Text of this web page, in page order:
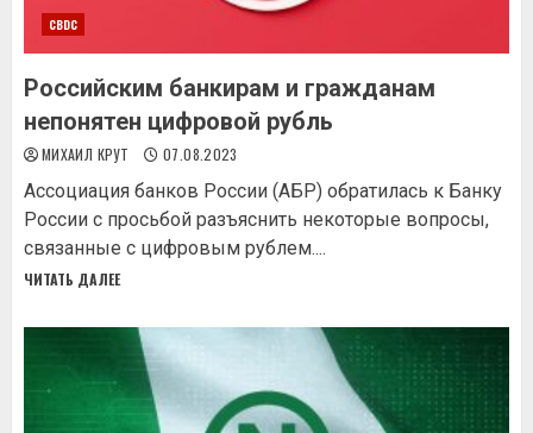
CBDC
Российским банкирам и гражданам
непонятен цифровой рубль
МИХАИЛ КРУТ 07.08.2023
Ассоциация банков России (АБР) обратилась к Банку
России с просьбой разъяснить некоторые вопросы,
связанные с цифровым рублем....
ЧИТАТЬ ДАЛЕЕ